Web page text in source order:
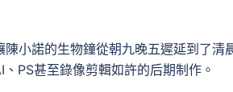
小諾的生物鐘從朝九晚五遲延到了清
PS甚至錄像剪輯如許的后期制作。